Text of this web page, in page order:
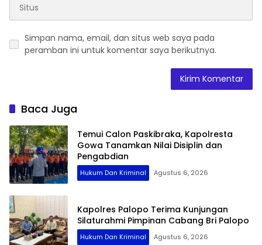
Simpan nama, email, dan situs web saya pada
peramban ini untuk komentar saya berikutnya.
Baca Juga
Temui Calon Paskibraka, Kapolresta
Gowa Tanamkan Nilai Disiplin dan
Pengabdian
Hukum Dan Kriminal Agustus 6, 2026
Kapolres Palopo Terima Kunjungan
Silaturahmi Pimpinan Cabang Bri Palopo
Hukum Dan Kriminal Agustus 6, 2026